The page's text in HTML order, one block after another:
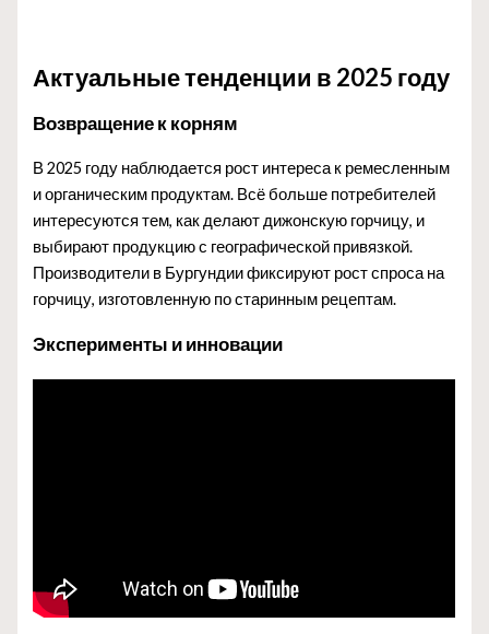
Актуальные тенденции в 2025 году
Возвращение к корням
В 2025 году наблюдается рост интереса к ремесленным
и органическим продуктам. Всё больше потребителей
интересуются тем, как делают дижонскую горчицу, и
выбирают продукцию с географической привязкой.
Производители в Бургундии фиксируют рост спроса на
горчицу, изготовленную по старинным рецептам.
Эксперименты и инновации